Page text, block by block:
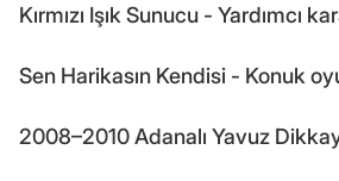
Kırmızı Işık Sunucu - Yardımcı
Sen Harikasın Kendisi - Konuk
2008–2010 Adanalı Yavuz